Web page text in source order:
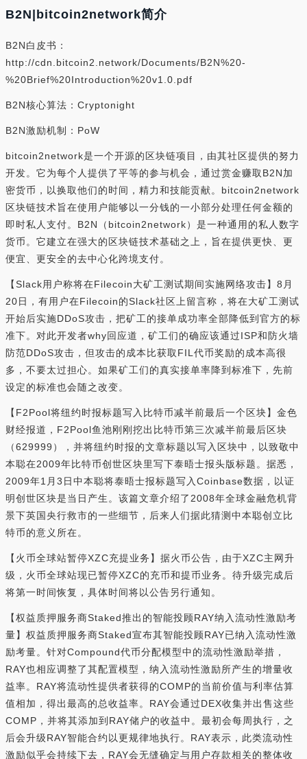
B2N|bitcoin2network简介
B2N白皮书：
http://cdn.bitcoin2.network/Documents/B2N%20-
%20Brief%20Introduction%20v1.0.pdf
B2N核心算法：Cryptonight
B2N激励机制：PoW
bitcoin2network是一个开源的区块链项目，由其社区提供的努力
开发。它为每个人提供了平等的参与机会，通过赏金赚取B2N加
密货币，以换取他们的时间，精力和技能贡献。bitcoin2network
区块链技术旨在使用户能够以一分钱的一小部分处理任何金额的
即时私人支付。B2N（bitcoin2network）是一种通用的私人数字
货币。它建立在强大的区块链技术基础之上，旨在提供更快、更
便宜、更安全的去中心化跨境支付。
【Slack用户称将在Filecoin大矿工测试期间实施网络攻击】8月
20日，有用户在Filecoin的Slack社区上留言称，将在大矿工测试
开始后实施DDoS攻击，把矿工的接单成功率全部降低到官方的标
准下。对此开发者why回应道，矿工们的确应该通过ISP和防火墙
防范DDoS攻击，但攻击的成本比获取FIL代币奖励的成本高很
多，不要太过担心。如果矿工们的真实接单率降到标准下，先前
设定的标准也会随之改变。
【F2Pool将纽约时报标题写入比特币减半前最后一个区块】金色
财经报道，F2Pool鱼池刚刚挖出比特币第三次减半前最后区块
（629999），并将纽约时报的文章标题以写入区块中，以致敬中
本聪在2009年比特币创世区块里写下泰晤士报头版标题。据悉，
2009年1月3日中本聪将泰晤士报标题写入Coinbase数据，以证
明创世区块是当日产生。该篇文章介绍了2008年全球金融危机背
景下英国央行救市的一些细节，后来人们据此猜测中本聪创立比
特币的意义所在。
【火币全球站暂停XZC充提业务】据火币公告，由于XZC主网升
级，火币全球站现已暂停XZC的充币和提币业务。待升级完成后
将第一时间恢复，具体时间将以公告另行通知。
【权益质押服务商Staked推出的智能投顾RAY纳入流动性激励考
量】权益质押服务商Staked宣布其智能投顾RAY已纳入流动性激
励考量。针对Compound代币分配模型中的流动性激励举措，
RAY也相应调整了其配置模型，纳入流动性激励所产生的增量收
益率。RAY将流动性提供者获得的COMP的当前价值与利率估算
值相加，得出最高的总收益率。RAY会通过DEX收集并出售这些
COMP，并将其添加到RAY储户的收益中。最初会每周执行，之
后会升级RAY智能合约以更规律地执行。RAY表示，此类流动性
激励似乎会持续下去，RAY会无缝确定与用户存款相关的整体收